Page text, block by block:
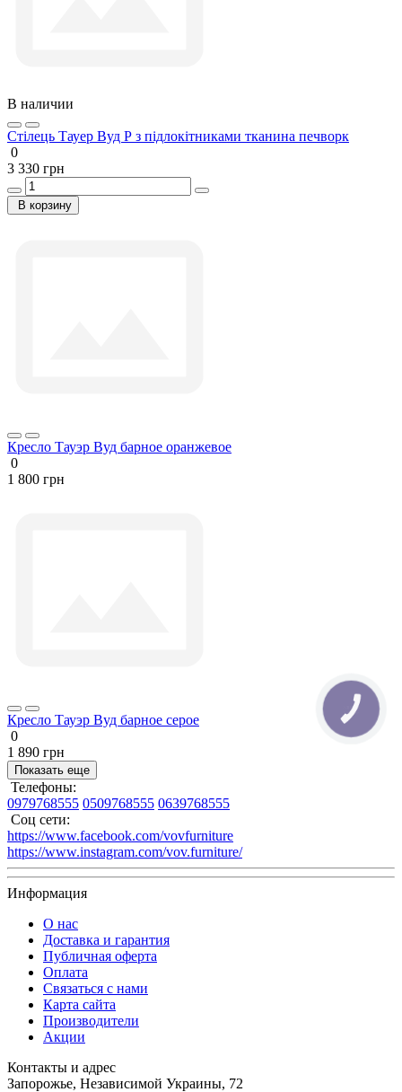
В наличии
Стілець Тауер Вуд Р з підлокітниками тканина печворк
0
3 330 грн
В корзину
Кресло Тауэр Вуд барное оранжевое
0
1 800 грн
Кресло Тауэр Вуд барное серое
0
1 890 грн
Показать еще
Телефоны:
0979768555 0509768555 0639768555
Соц сети:
https://www.facebook.com/vovfurniture
https://www.instagram.com/vov.furniture/
Информация
О нас
Доставка и гарантия
Публичная оферта
Оплата
Связаться с нами
Карта сайта
Производители
Акции
Контакты и адрес
Запорожье, Независимой Украины, 72